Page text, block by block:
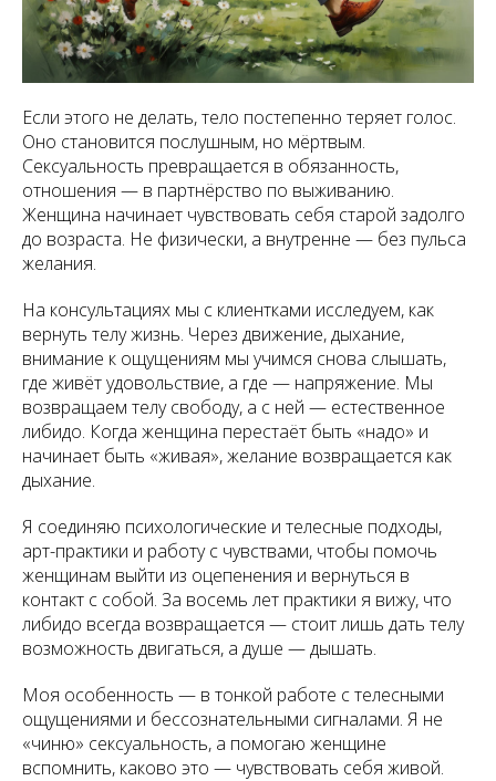
Если этого не делать, тело постепенно теряет голос.
Оно становится послушным, но мёртвым.
Сексуальность превращается в обязанность,
отношения — в партнёрство по выживанию.
Женщина начинает чувствовать себя старой задолго
до возраста. Не физически, а внутренне — без пульса
желания.
На консультациях мы с клиентками исследуем, как
вернуть телу жизнь. Через движение, дыхание,
внимание к ощущениям мы учимся снова слышать,
где живёт удовольствие, а где — напряжение. Мы
возвращаем телу свободу, а с ней — естественное
либидо. Когда женщина перестаёт быть «надо» и
начинает быть «живая», желание возвращается как
дыхание.
Я соединяю психологические и телесные подходы,
арт-практики и работу с чувствами, чтобы помочь
женщинам выйти из оцепенения и вернуться в
контакт с собой. За восемь лет практики я вижу, что
либидо всегда возвращается — стоит лишь дать телу
возможность двигаться, а душе — дышать.
Моя особенность — в тонкой работе с телесными
ощущениями и бессознательными сигналами. Я не
«чиню» сексуальность, а помогаю женщине
вспомнить, каково это — чувствовать себя живой.